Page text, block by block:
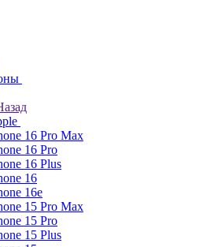
16 Pro Max
16 Pro
16 Plus
16
16e
15 Pro Max
15 Pro
15 Plus